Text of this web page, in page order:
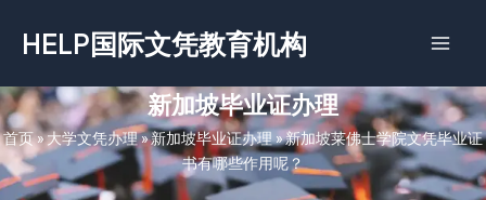
容
HELP国际文凭教育机构
新加坡毕业证办理
首页»大学文凭办理»新加坡毕业证办理»新加坡莱佛士学院文凭毕业证
书有哪些作用呢？